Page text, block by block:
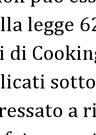
legge
di
a